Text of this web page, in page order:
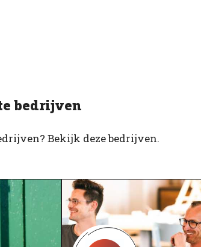
bedrijven
Bekijk deze bedrijven.